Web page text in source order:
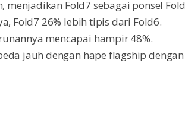
Fold7 sebagai ponsel Fold
Fold7 26% lebih tipis dari Fold6.
mencapai hampir 48%.
jauh dengan hape flagship dengan